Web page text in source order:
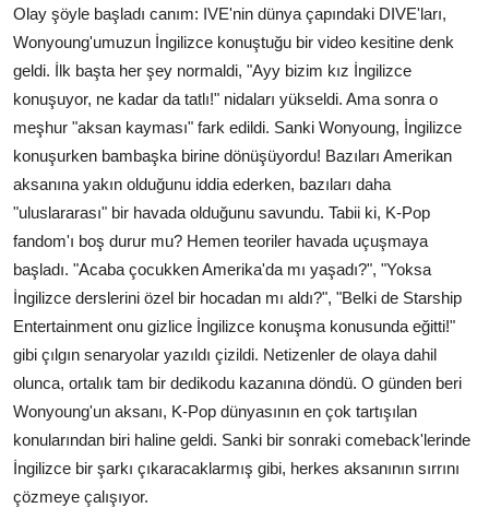
Olay şöyle başladı canım: IVE'nin dünya çapındaki DIVE'ları,
Wonyoung'umuzun İngilizce konuştuğu bir video kesitine denk
geldi. İlk başta her şey normaldi, "Ayy bizim kız İngilizce
konuşuyor, ne kadar da tatlı!" nidaları yükseldi. Ama sonra o
meşhur "aksan kayması" fark edildi. Sanki Wonyoung, İngilizce
konuşurken bambaşka birine dönüşüyordu! Bazıları Amerikan
aksanına yakın olduğunu iddia ederken, bazıları daha
"uluslararası" bir havada olduğunu savundu. Tabii ki, K-Pop
fandom'ı boş durur mu? Hemen teoriler havada uçuşmaya
başladı. "Acaba çocukken Amerika'da mı yaşadı?", "Yoksa
İngilizce derslerini özel bir hocadan mı aldı?", "Belki de Starship
Entertainment onu gizlice İngilizce konuşma konusunda eğitti!"
gibi çılgın senaryolar yazıldı çizildi. Netizenler de olaya dahil
olunca, ortalık tam bir dedikodu kazanına döndü. O günden beri
Wonyoung'un aksanı, K-Pop dünyasının en çok tartışılan
konularından biri haline geldi. Sanki bir sonraki comeback'lerinde
İngilizce bir şarkı çıkaracaklarmış gibi, herkes aksanının sırrını
çözmeye çalışıyor.